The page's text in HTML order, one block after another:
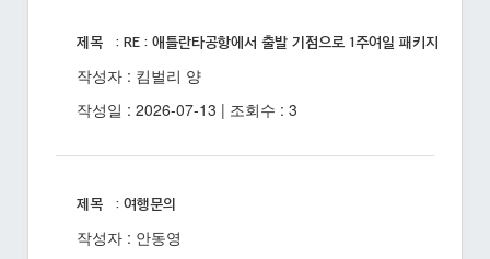
제목 : RE : 애틀란타공항에서 출발 기점으로 1주여일 패키지 상품 있
작성자 : 킴벌리 양
작성일 : 2026-07-13 | 조회수 : 3
제목 : 여행문의
작성자 : 안동영